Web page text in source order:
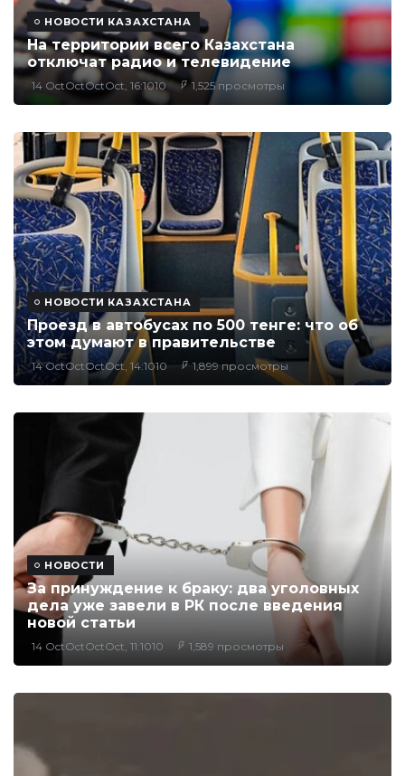
НОВОСТИ КАЗАХСТАНА
На территории всего Казахстана
отключат радио и телевидение
14 OctOctOctOct, 16:1010 1,525 просмотры
НОВОСТИ КАЗАХСТАНА
Проезд в автобусах по 500 тенге: что об
этом думают в правительстве
14 OctOctOctOct, 14:1010 1,899 просмотры
НОВОСТИ
За принуждение к браку: два уголовных
дела уже завели в РК после введения
новой статьи
14 OctOctOctOct, 11:1010 1,589 просмотры